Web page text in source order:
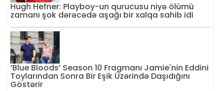
Hugh Hefner: Playboy-un qurucusu niyə ölümü
zamanı şok dərəcədə aşağı bir xalqa sahib idi
‘Blue Bloods’ Season 10 Fragmanı Jamie'nin Eddini
Toylarından Sonra Bir Eşik Üzərində Daşıdığını
Göstərir